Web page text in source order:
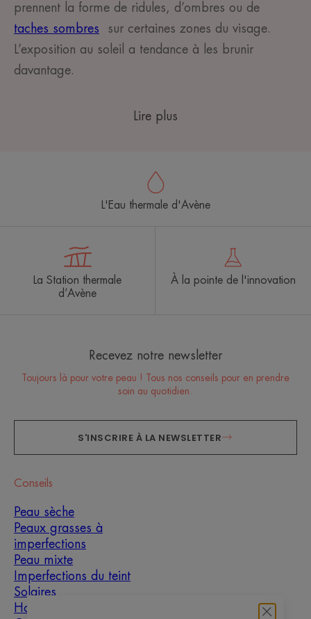
prennent la forme de ridules, d’ombres ou de
taches sombres sur certaines zones du visage.
L’exposition au soleil a tendance à les brunir
davantage.
Lire plus
L'Eau thermale d'Avène
La Station thermale
d’Avène
À la pointe de l'innovation
Recevez notre newsletter
Toujours là pour votre peau ! Tous nos conseils pour en prendre
soin au quotidien.
S'INSCRIRE À LA NEWSLETTER
Conseils
Peau sèche
Peaux grasses à
imperfections
Peau mixte
Imperfections du teint
Solaires
Homme